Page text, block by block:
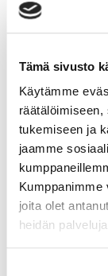
Tämä sivusto
Käytämme
tukemiseen ja
jaamme
Kumppanimme
joita olet
heidän